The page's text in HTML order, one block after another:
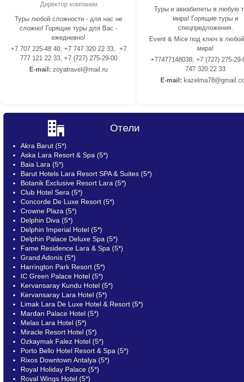
Директор компании
Туры любой сложности - для нас не
сложно! Горящие туры для Вас -
ежедневно!
+7 707 225-48 40; +7 747 320 22 33, +7
777 121 22 33, +7 (727) 275-29-00
E-mail: zoyatravel@mail.ru
Туры и авиабилеты в любую
мира! Горящие туры и
спецпредложения.
Event & Mice под ключ в любой
мира!
+77477148038; +7 (727) 275-
747 320 22 33
E-mail:
Отели
Akra Barut (5*)
Aska Lara Resort & Spa (5*)
Baia Lara (5*)
Barut Hotels Lara Resort SPA & Suites (5*)
Botanik Exclusive Resort Lara (5*)
Club Hotel Sera (5*)
Concorde De Luxe Resort (5*)
Crowne Plaza (5*)
Delphin Diva (5*)
Delphin Imperial Hotel (5*)
Delphin Palace Deluxe Spa (5*)
Fame Residence Lara & Spa (5*)
Grand Adonis (5*)
Harrington Park Resort (5*)
IC Green Palace Hotel (5*)
Kervansaray Kundu Hotel (5*)
Kervansaray Lara Hotel (5*)
Limak Lara De Luxe Hotel & Resort (5*)
Mardan Palace Hotel (5*)
Melas Lara Hotel (5*)
Miracle Resort Hotel (5*)
Ozkaymak Falez Hotel (5*)
Porto Bello Hotel Resort & Spa (5*)
Rixos Downtown Antalya (5*)
Royal Holiday Palace (5*)
Royal Wings Hotel (5*)